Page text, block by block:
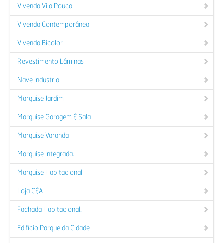
Vivenda Vila Pouca
Vivenda Contemporânea
Vivenda Bicolor
Revestimento Lâminas
Nave Industrial
Marquise Jardim
Marquise Garagem & Sala
Marquise Varanda
Marquise Integrada.
Marquise Habitacional
Loja C&A
Fachada Habitacional.
Edifício Parque da Cidade